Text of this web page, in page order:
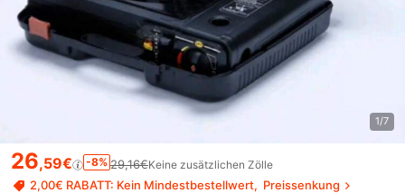
1/7
26,59€ -8% 29,16€Keine zusätzlichen Zölle
2,00€ RABATT: Kein Mindestbestellwert Preissenkung